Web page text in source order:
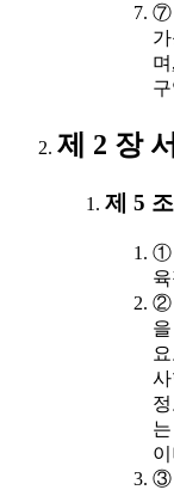
⑦
제 2 장
제 5
①
②
③